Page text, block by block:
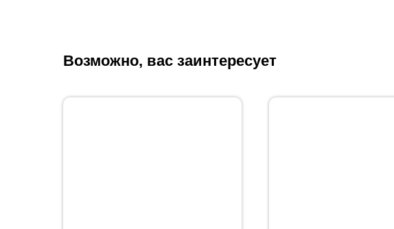
Возможно, вас заинтересует